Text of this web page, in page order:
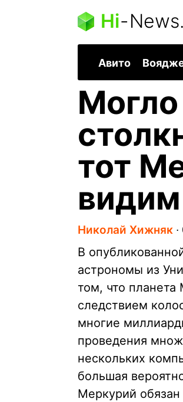
Hi-
Авито
тот
Николай Хижняк ∙
В
астрономы из
том, что
следствием
многие
проведения
нескольких
большая
Меркурий